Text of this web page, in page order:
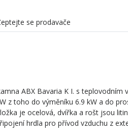
se prodavače
ABX Bavaria K I. s teplovodním
z toho do výměníku 6.9 kW a do
je ocelová, dvířka a rošt jsou
hrdla pro přívod vzduchu z